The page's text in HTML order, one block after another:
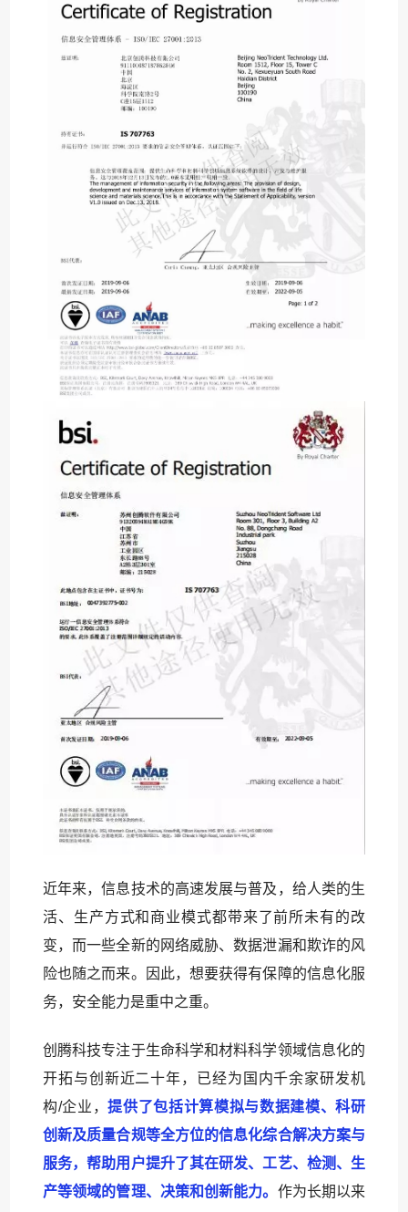
近年来，信息技术的高速发展与普及，给人类的生
活、生产方式和商业模式都带来了前所未有的改
变，而一些全新的网络威胁、数据泄漏和欺诈的风
险也随之而来。因此，想要获得有保障的信息化服
务，安全能力是重中之重。
创腾科技专注于生命科学和材料科学领域信息化的
开拓与创新近二十年，已经为国内千余家研发机
构/企业，提供了包括计算模拟与数据建模、科研
创新及质量合规等全方位的信息化综合解决方案与
服务，帮助用户提升了其在研发、工艺、检测、生
产等领域的管理、决策和创新能力。 作为长期以来